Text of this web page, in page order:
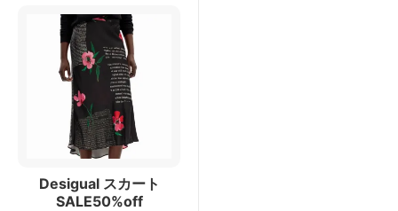
Desigual スカート
SALE50%off